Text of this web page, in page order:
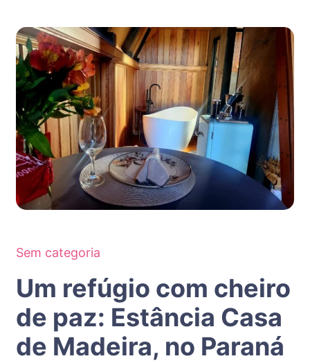
Sem categoria
Um refúgio com cheiro
de paz: Estância Casa
de Madeira, no Paraná